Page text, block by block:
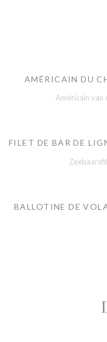
AMÉRICAIN DU
Américain van
FILET DE BAR DE
BALLOTINE DE